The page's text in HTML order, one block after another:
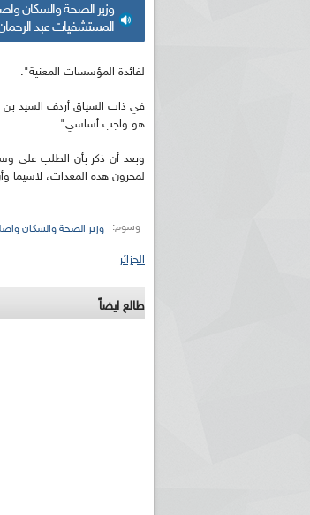
وزير الصحة والسكان
المستشفيات عبد
لفائدة المؤسسات المعنية".
في ذات السياق أردف السيد بن
هو واجب أساسي".
وبعد أن ذكر بأن الطلب على
لمخزون هذه المعدات، لاسيما
وسوم: وزير الصحة والسكان
الجزائر
طالع ايضاً